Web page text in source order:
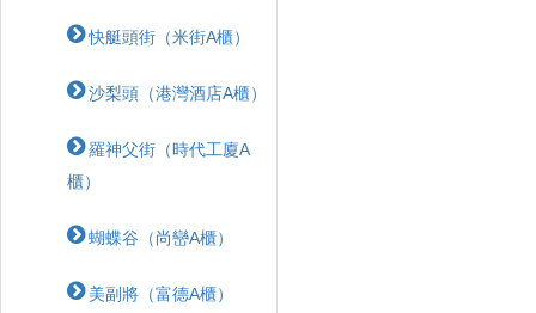
快艇頭街（米街A櫃）
沙梨頭（港灣酒店A櫃）
羅神父街（時代工廈A
櫃）
蝴蝶⾕（尚巒A櫃）
美副將（富德A櫃）